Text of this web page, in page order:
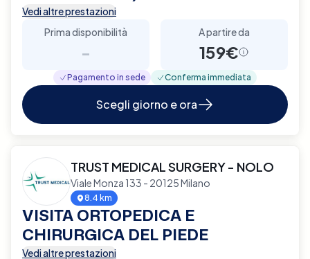
Vedi altre prestazioni
Prima disponibilità
-
A partire da
159€
Pagamento in sede Conferma immediata
Scegli giorno e ora
TRUST MEDICAL SURGERY - NOLO
Viale Monza 133 - 20125 Milano
8.4 km
VISITA ORTOPEDICA E
CHIRURGICA DEL PIEDE
Vedi altre prestazioni